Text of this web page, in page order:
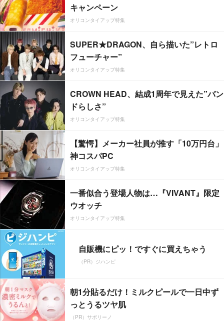
キャンペーン
オリコンタイアップ特集
SUPER★DRAGON、自ら描いた”レトロ
フューチャー”
オリコンタイアップ特集
CROWN HEAD、結成1周年で見えた”バン
ドらしさ”
オリコンタイアップ特集
【驚愕】メーカー社員が推す「10万円台」
神コスパPC
オリコンタイアップ特集
一番似合う登場人物は…『VIVANT』限定
ウオッチ
オリコンタイアップ特集
自販機にピッ！ですぐに買えちゃう
（PR）ジハンピ
朝1分貼るだけ！ミルクピールで一日中ず
っとうるツヤ肌
（PR）サボリーノ